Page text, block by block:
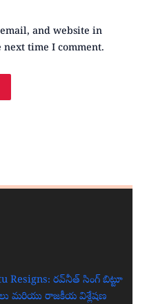
and website in
time I comment.
Resigns: రవ్‌నీత్ సింగ్ బిట్టూ
మరియు రాజకీయ విశ్లేషణ